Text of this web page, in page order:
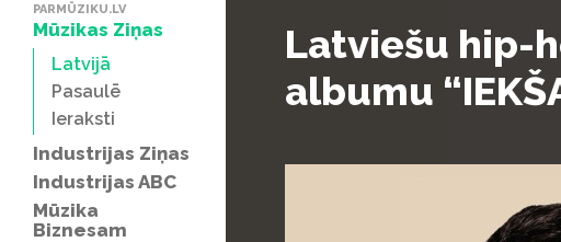
PARMŪZIKU.LV
Mūzikas Ziņas
Latvijā
Pasaulē
Ieraksti
Industrijas Ziņas
Industrijas ABC
Mūzika
Biznesam
Latviešu hip-
albumu